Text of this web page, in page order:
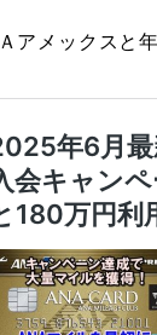
アメックスと